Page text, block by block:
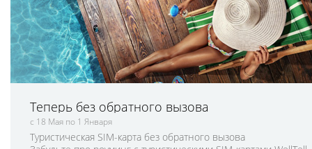
Теперь без обратного вызова
с 18 Мая по 1 Января
Туристическая SIM-карта без обратного вызова